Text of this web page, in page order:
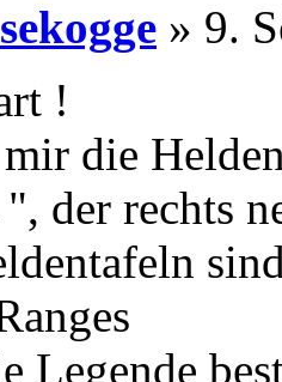
» 9.
!
die
der rechts
Legende